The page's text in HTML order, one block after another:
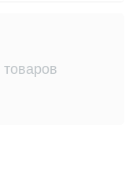
товаров